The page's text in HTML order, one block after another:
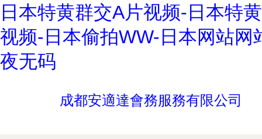
日本特黄群交A片视频-日本特
视频-日本偷拍WW-日本网站
夜无码
成都安適達會務服務有限公司